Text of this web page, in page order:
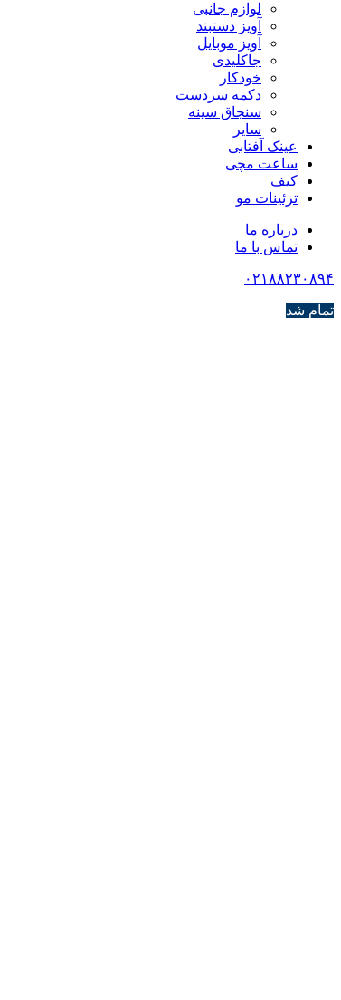
لوازم جانبی
آویز دستبند
آویز موبایل
جاکلیدی
خودکار
دکمه سردست
سنجاق سینه
سایر
عینک آفتابی
ساعت مچی
کیف
تزئینات مو
درباره ما
تماس با ما
۰۲۱۸۸۲۳۰۸۹۴
تمام شد